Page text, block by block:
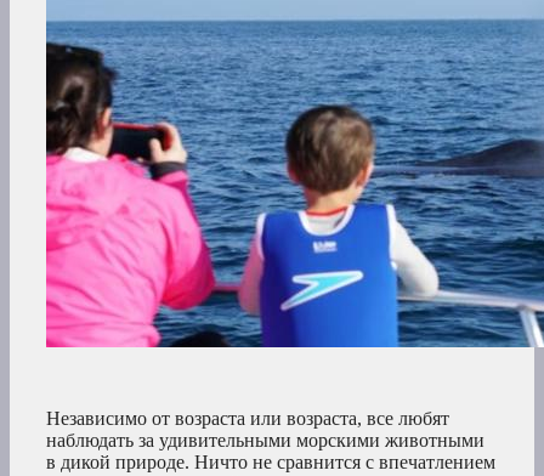
Независимо от возраста или возраста, все любят
наблюдать за удивительными морскими животными
в дикой природе. Ничто не сравнится с впечатлением